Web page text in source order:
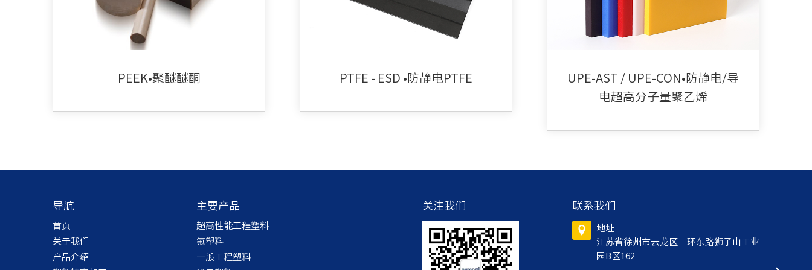
PEEK•聚醚醚酮 PTFE - ESD •防静电PTFE
UPE-AST / UPE-CON•防静电/导
电超高分子量聚乙烯
导航
首页
关于我们
产品介绍
主要产品
超高性能工程塑料
氟塑料
一般工程塑料
关注我们 联系我们
地址
江苏省徐州市云龙区三环东路狮子山工业
园B区162